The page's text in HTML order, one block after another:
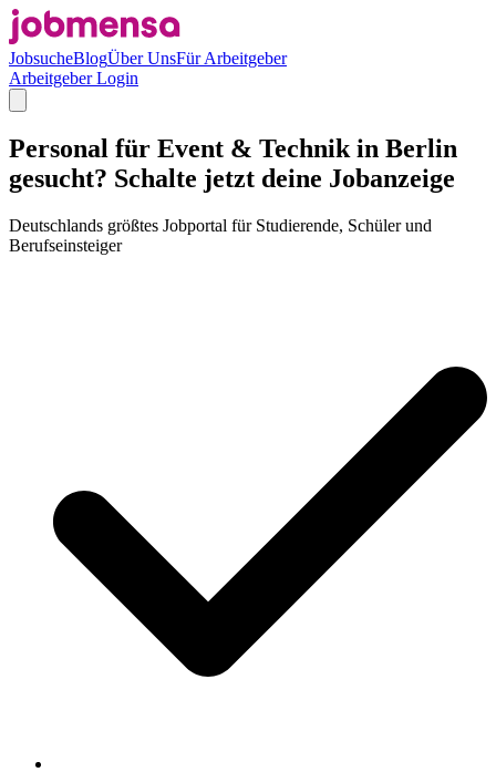
JobsucheBlogÜber UnsFür Arbeitgeber
Arbeitgeber Login
Personal für Event & Technik in Berlin
gesucht? Schalte jetzt deine Jobanzeige
Deutschlands größtes Jobportal für Studierende, Schüler und
Berufseinsteiger